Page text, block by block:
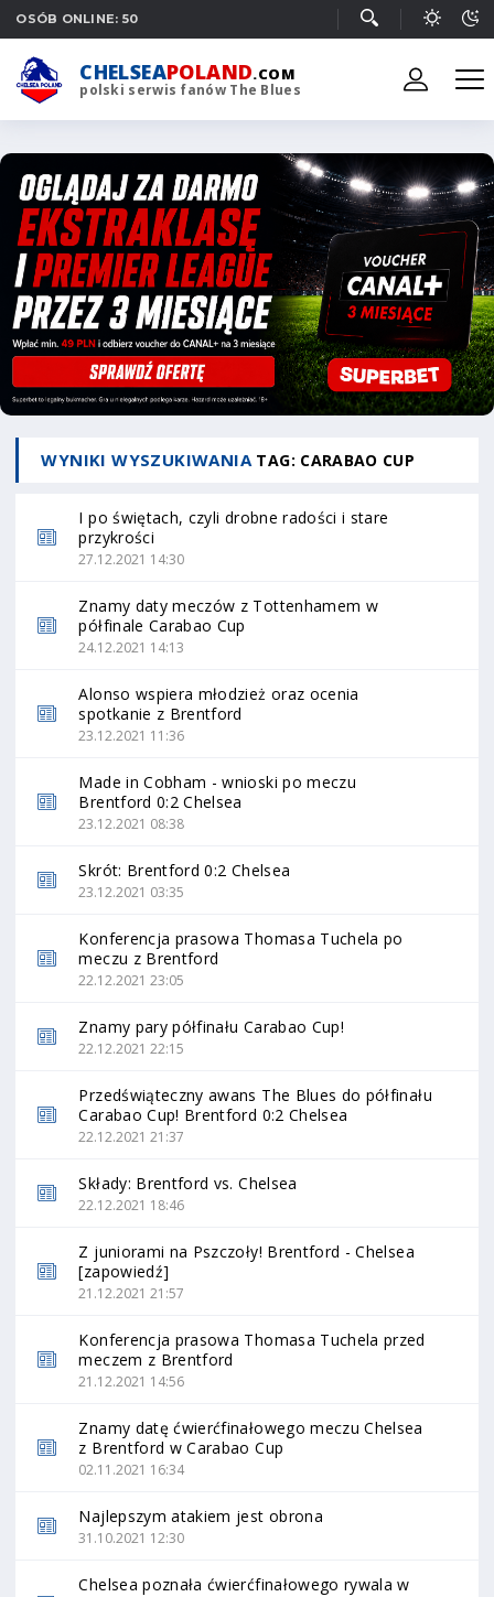
OSÓB ONLINE: 50
CHELSEAPOLAND.COM
polski serwis fanów The Blues
WYNIKI WYSZUKIWANIA TAG: CARABAO CUP
I po świętach, czyli drobne radości i stare
przykrości
27.12.2021 14:30
Znamy daty meczów z Tottenhamem w
półfinale Carabao Cup
24.12.2021 14:13
Alonso wspiera młodzież oraz ocenia
spotkanie z Brentford
23.12.2021 11:36
Made in Cobham - wnioski po meczu
Brentford 0:2 Chelsea
23.12.2021 08:38
Skrót: Brentford 0:2 Chelsea
23.12.2021 03:35
Konferencja prasowa Thomasa Tuchela po
meczu z Brentford
22.12.2021 23:05
Znamy pary półfinału Carabao Cup!
22.12.2021 22:15
Przedświąteczny awans The Blues do półfinału
Carabao Cup! Brentford 0:2 Chelsea
22.12.2021 21:37
Składy: Brentford vs. Chelsea
22.12.2021 18:46
Z juniorami na Pszczoły! Brentford - Chelsea
[zapowiedź]
21.12.2021 21:57
Konferencja prasowa Thomasa Tuchela przed
meczem z Brentford
21.12.2021 14:56
Znamy datę ćwierćfinałowego meczu Chelsea
z Brentford w Carabao Cup
02.11.2021 16:34
Najlepszym atakiem jest obrona
31.10.2021 12:30
Chelsea poznała ćwierćfinałowego rywala w